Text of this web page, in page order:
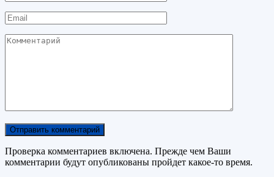
Email
Комментарий
Проверка комментариев включена. Прежде чем Ваши
комментарии будут опубликованы пройдет какое-то время.